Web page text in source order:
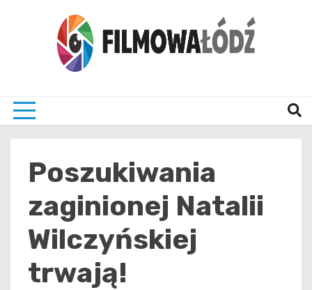
Poszukiwania
zaginionej Natalii
Wilczyńskiej
trwają!